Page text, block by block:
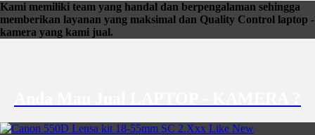
Kami memiliki team yang handal dan berpengalaman sehingga
memberikan layanan yang maksimal dan Quality Control laptop -
kamera yang kami jual.